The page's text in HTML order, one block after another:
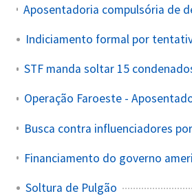
Soltura de Pulgão